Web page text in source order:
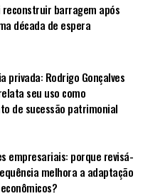
barragem após
década de espera
privada: Rodrigo Gonçalves
seu uso como
de sucessão patrimonial
empresariais: porque revisá-
melhora a adaptação